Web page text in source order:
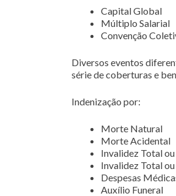
Capital Global
Múltiplo Salarial
Convenção
Diversos eventos
série de coberturas e
Indenização por:
Morte Natural
Morte Acidental
Invalidez Total
Invalidez Total
Despesas
Auxílio Funeral